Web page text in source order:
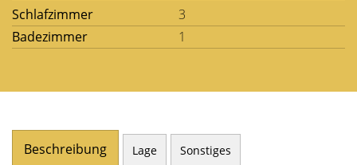
Schlafzimmer
3
Badezimmer
1
Beschreibung Lage Sonstiges